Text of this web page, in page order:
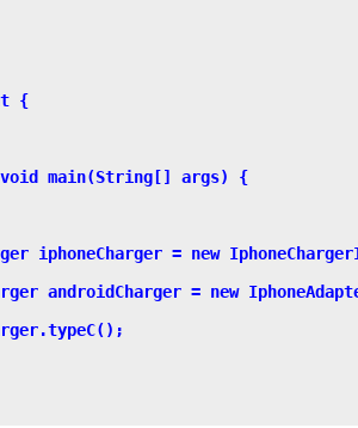
{
main(String[] args) {
iphoneCharger = new
androidCharger = new